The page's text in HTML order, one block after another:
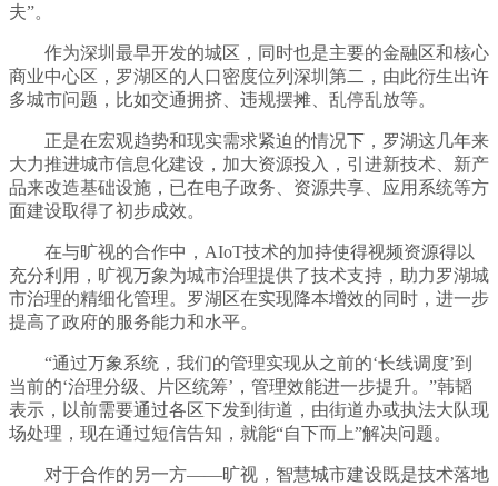
夫”。
作为深圳最早开发的城区，同时也是主要的金融区和核心
商业中心区，罗湖区的人口密度位列深圳第二，由此衍生出许
多城市问题，比如交通拥挤、违规摆摊、乱停乱放等。
正是在宏观趋势和现实需求紧迫的情况下，罗湖这几年来
大力推进城市信息化建设，加大资源投入，引进新技术、新产
品来改造基础设施，已在电子政务、资源共享、应用系统等方
面建设取得了初步成效。
在与旷视的合作中，AIoT技术的加持使得视频资源得以
充分利用，旷视万象为城市治理提供了技术支持，助力罗湖城
市治理的精细化管理。罗湖区在实现降本增效的同时，进一步
提高了政府的服务能力和水平。
“通过万象系统，我们的管理实现从之前的‘长线调度’到
当前的‘治理分级、片区统筹’，管理效能进一步提升。”韩韬
表示，以前需要通过各区下发到街道，由街道办或执法大队现
场处理，现在通过短信告知，就能“自下而上”解决问题。
对于合作的另一方——旷视，智慧城市建设既是技术落地